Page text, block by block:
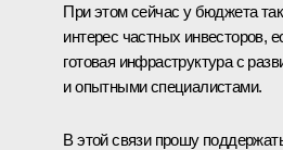
При этом сейчас у бюджета
интерес частных инвесторов,
готовая инфраструктура с
и опытными специалистами.
В этой связи прошу